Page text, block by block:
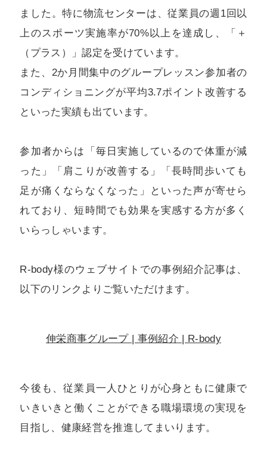
ました。特に物流センターは、従業員の週1回以
上のスポーツ実施率が70%以上を達成し、「＋
（プラス）」認定を受けています。
また、2か月間集中のグループレッスン参加者の
コンディショニングが平均3.7ポイント改善する
といった実績も出ています。
参加者からは「毎日実施しているので体重が減
った」「肩こりが改善する」「長時間歩いても
足が痛くならなくなった」といった声が寄せら
れており、短時間でも効果を実感する方が多く
いらっしゃいます。
R-body様のウェブサイトでの事例紹介記事は、
以下のリンクよりご覧いただけます。
伸栄商事グループ | 事例紹介 | R-body
今後も、従業員一人ひとりが心身ともに健康で
いきいきと働くことができる職場環境の実現を
目指し、健康経営を推進してまいります。